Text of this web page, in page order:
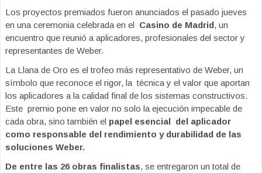
Los proyectos premiados fueron anunciados el pasado jueves
en una ceremonia celebrada en el Casino de Madrid, un
encuentro que reunió a aplicadores, profesionales del sector y
representantes de Weber.
La Llana de Oro es el trofeo más representativo de Weber, un
símbolo que reconoce el rigor, la técnica y el valor que aportan
los aplicadores a la calidad final de los sistemas constructivos.
Este premio pone en valor no solo la ejecución impecable de
cada obra, sino también el papel esencial del aplicador
como responsable del rendimiento y durabilidad de las
soluciones Weber.
De entre las 26 obras finalistas, se entregaron un total de